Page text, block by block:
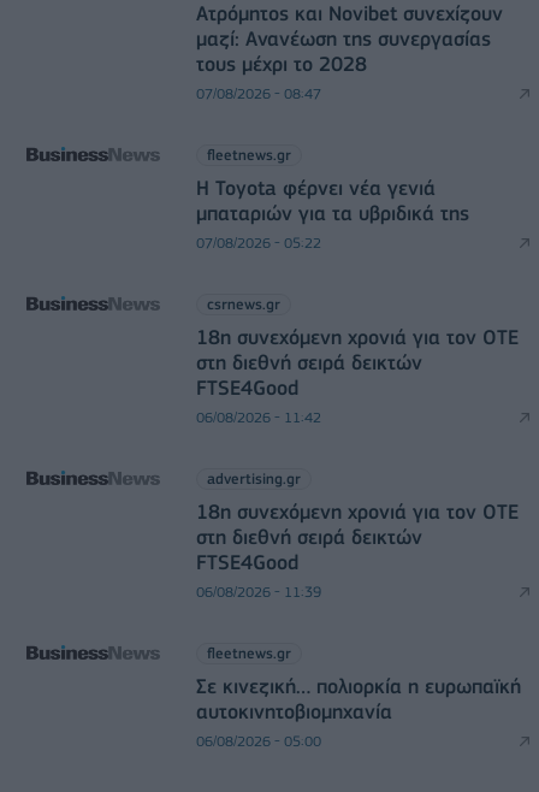
Ατρόμητος και Novibet συνεχίζουν
μαζί: Ανανέωση της συνεργασίας
τους μέχρι το 2028
07/08/2026 - 08:47
fleetnews.gr
Η Toyota φέρνει νέα γενιά
μπαταριών για τα υβριδικά της
07/08/2026 - 05:22
csrnews.gr
18η συνεχόμενη χρονιά για τον ΟΤΕ
στη διεθνή σειρά δεικτών
FTSE4Good
06/08/2026 - 11:42
advertising.gr
18η συνεχόμενη χρονιά για τον ΟΤΕ
στη διεθνή σειρά δεικτών
FTSE4Good
06/08/2026 - 11:39
fleetnews.gr
Σε κινεζική… πολιορκία η ευρωπαϊκή
αυτοκινητοβιομηχανία
06/08/2026 - 05:00